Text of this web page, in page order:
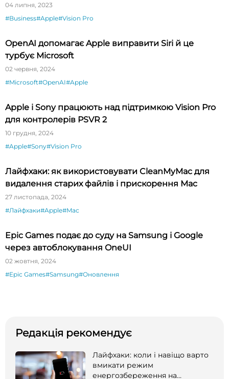
04 липня, 2023
#Business#Apple#Vision Pro
OpenAI допомагає Apple виправити Siri й це
турбує Microsoft
02 червня, 2024
#Microsoft#OpenAI#Apple
Apple і Sony працюють над підтримкою Vision Pro
для контролерів PSVR 2
10 грудня, 2024
#Apple#Sony#Vision Pro
Лайфхаки: як використовувати CleanMyMac для
видалення старих файлів і прискорення Mac
27 листопада, 2024
#Лайфхаки#Apple#Mac
Epic Games подає до суду на Samsung і Google
через автоблокування OneUI
02 жовтня, 2024
#Epic Games#Samsung#Оновлення
Редакція рекомендує
Лайфхаки: коли і навіщо варто
вмикати режим
енергозбереження на